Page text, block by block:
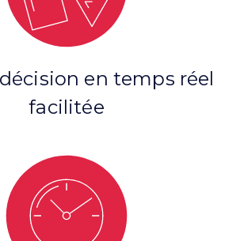
en temps réel
facilitée